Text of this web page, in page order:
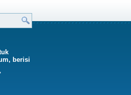
berisi